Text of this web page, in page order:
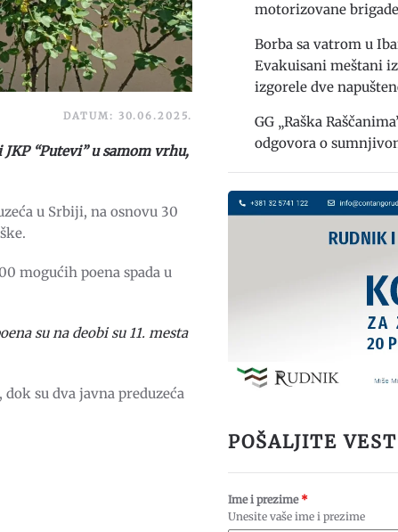
DATUM: 30.06.2025.
“Putevi” u samom vrhu,
u Srbiji, na osnovu 30
mogućih poena spada u
su na deobi su 11. mesta
su dva javna preduzeća
motorizovane brigade
Borba sa vatrom u
Evakuisani meštani
izgorele dve
GG „Raška
odgovora o
POŠALJITE VEST
Ime i prezime *
Unesite vaše ime i prezime